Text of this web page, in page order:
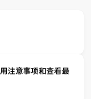
注意事项和查看最